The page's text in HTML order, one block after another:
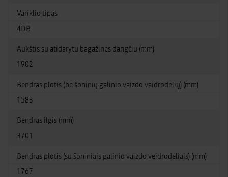
Variklio tipas
4DB
Aukštis su atidarytu bagažinės dangčiu (mm)
1902
Bendras plotis (be šoninių galinio vaizdo vaidrodėlių) (mm)
1583
Bendras ilgis (mm)
3701
Bendras plotis (su šoniniais galinio vaizdo veidrodėliais) (mm)
1767